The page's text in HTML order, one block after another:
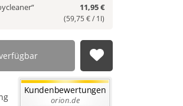
11,95 €
(59,75 € / 1l)
Auf die